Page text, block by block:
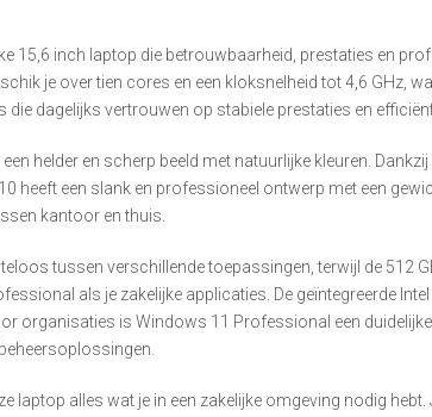
15,6 inch laptop die betrouwbaarheid, prestaties en
je over tien cores en een kloksnelheid tot 4,6 GHz,
die dagelijks vertrouwen op stabiele prestaties en
helder en scherp beeld met natuurlijke kleuren.
heeft een slank en professioneel ontwerp met een
kantoor en thuis.
tussen verschillende toepassingen, terwijl de 512
als je zakelijke applicaties. De geïntegreerde
organisaties is Windows 11 Professional een
laptop alles wat je in een zakelijke omgeving nodig